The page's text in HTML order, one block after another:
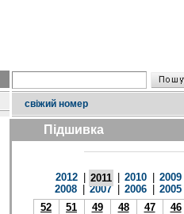
свіжий номер
Підшивка
2012 2011 2010 2009
2008
2007 2006 2005
52
51 49 48 47
46